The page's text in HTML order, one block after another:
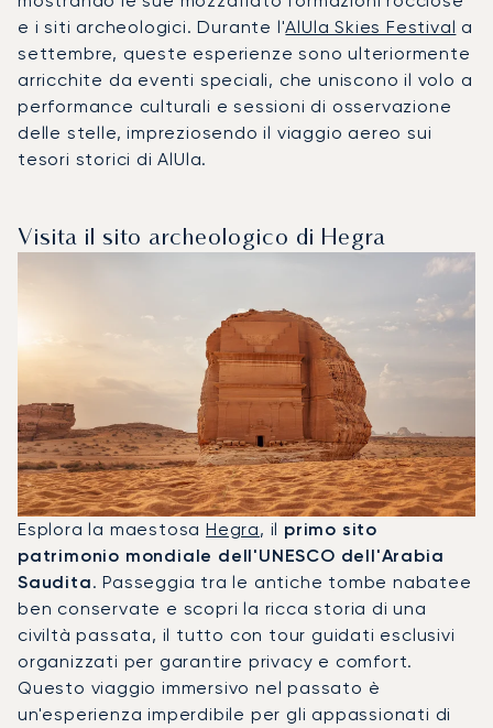
e i siti archeologici. Durante l'AlUla Skies Festival a
settembre, queste esperienze sono ulteriormente
arricchite da eventi speciali, che uniscono il volo a
performance culturali e sessioni di osservazione
delle stelle, impreziosendo il viaggio aereo sui
tesori storici di AlUla.
Visita il sito archeologico di Hegra
Esplora la maestosaHegra, il primo sito
patrimonio mondiale dell'UNESCO dell'Arabia
Saudita. Passeggia tra le antiche tombe nabatee
ben conservate e scopri la ricca storia di una
civiltà passata, il tutto con tour guidati esclusivi
organizzati per garantire privacy e comfort.
Questo viaggio immersivo nel passato è
un'esperienza imperdibile per gli appassionati di